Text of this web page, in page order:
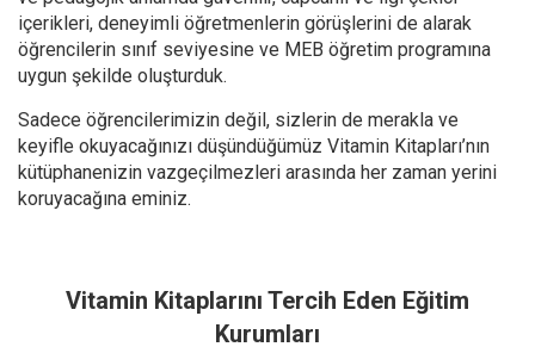
tarihçiler, dil bilimciler ve matematikçilerin yer aldığı çok
geniş bir danışman kadrosuyla birlikte gece gündüz çalıştık.
30 yılı aşkın Ar-Ge birikimimizle en yenilikçi eğitim
yaklașımlarını analiz ederek Türkiye’nin en iyi okullarının
kullandığı ezber bozan Vitamin Kitapları’nı hazırladık. Eğitsel
ve pedagojik anlamda güvenilir, capcanlı ve ilgi çekici
içerikleri, deneyimli öğretmenlerin görüşlerini de alarak
öğrencilerin sınıf seviyesine ve MEB öğretim programına
keyifle okuyacağınızı düşündüğümüz Vitamin Kitapları’nın
kütüphanenizin vazgeçilmezleri arasında her zaman yerini